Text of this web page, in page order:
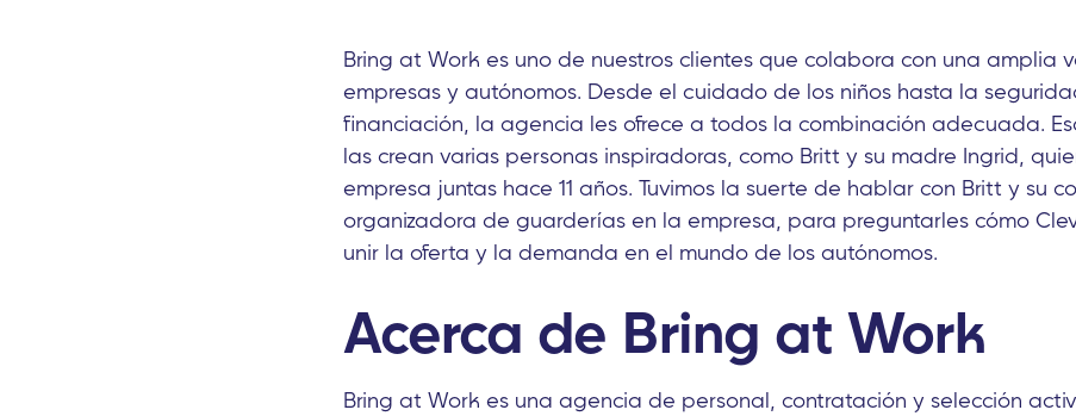
Bring at Work es uno de nuestros clientes que colabora con una amplia
empresas y autónomos. Desde el cuidado de los niños hasta la
financiación, la agencia les ofrece a todos la combinación adecuada.
las crean varias personas inspiradoras, como Britt y su madre Ingrid,
empresa juntas hace 11 años. Tuvimos la suerte de hablar con Britt y su
organizadora de guarderías en la empresa, para preguntarles cómo
unir la oferta y la demanda en el mundo de los autónomos.
Acerca de Bring at Work
Bring at Work es una agencia de personal, contratación y selección